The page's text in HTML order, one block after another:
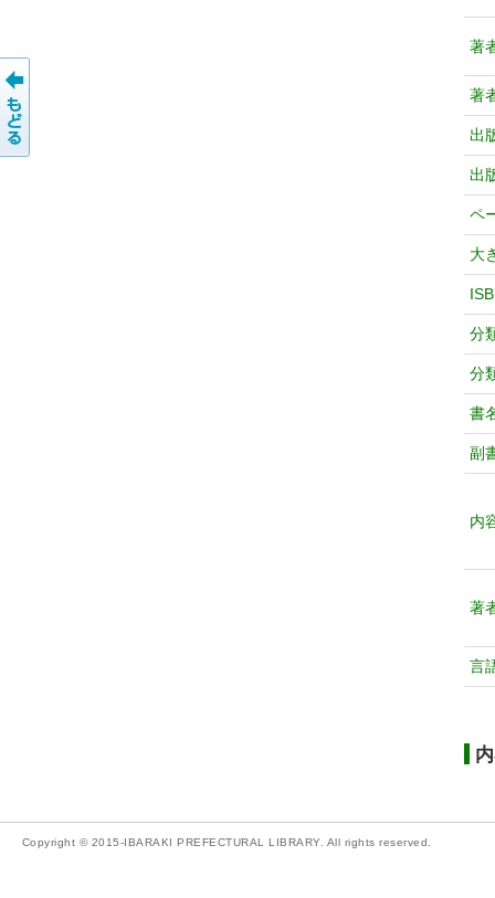
著
著
出
出
ペ
大
分
分
書
副
内
著
言
Copyright © 2015-IBARAKI PREFECTURAL LIBRARY. All rights reserved.